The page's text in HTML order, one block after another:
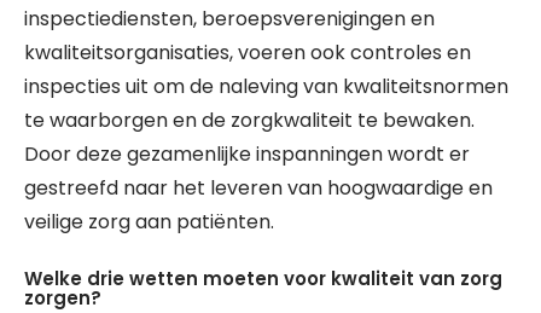
inspectiediensten, beroepsverenigingen en
kwaliteitsorganisaties, voeren ook controles en
inspecties uit om de naleving van kwaliteitsnormen
te waarborgen en de zorgkwaliteit te bewaken.
Door deze gezamenlijke inspanningen wordt er
gestreefd naar het leveren van hoogwaardige en
veilige zorg aan patiënten.
Welke drie wetten moeten voor kwaliteit van zorg
zorgen?